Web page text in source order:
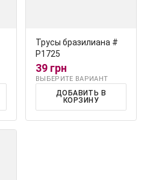
Трусы бразилиана #
Р1725
39 грн
ВЫБЕРИТЕ ВАРИАНТ
ДОБАВИТЬ В
КОРЗИНУ